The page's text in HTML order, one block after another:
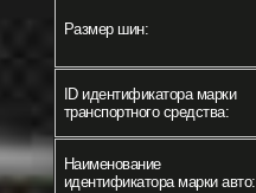
Размер шин:
ID идентификатора марки
транспортного средства:
Наименование
идентификатора марки авто: